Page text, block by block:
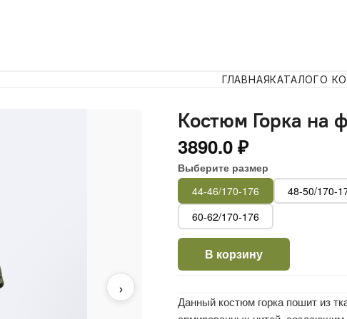
ГЛАВНАЯКАТАЛОГО
›
Костюм Горка на
3890.0 ₽
Выберите размер
44-46/170-176
48-50/170-
60-62/170-176
В корзину
Данный костюм горка пошит из